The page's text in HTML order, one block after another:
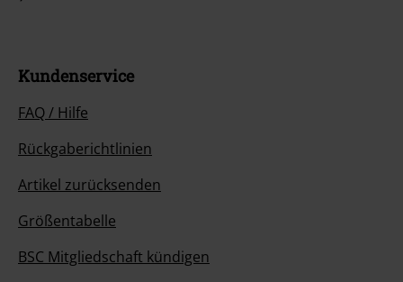
Kundenservice
FAQ / Hilfe
Rückgaberichtlinien
Artikel zurücksenden
Größentabelle
BSC Mitgliedschaft kündigen